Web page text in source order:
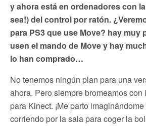
y ahora está en ordenadores con
sea!) del control por ratón.
para PS3 que use Move? hay muy
usen el mando de Move y hay
lo han comprado…
No tenemos ningún plan para una
ahora. Pero siempre bromeamos
para Kinect. ¡Me parto
corriendo por la sala para coger la